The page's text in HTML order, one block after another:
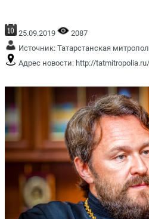
25.09.2019
2087
Источник: Татарстанская
Адрес новости: http://